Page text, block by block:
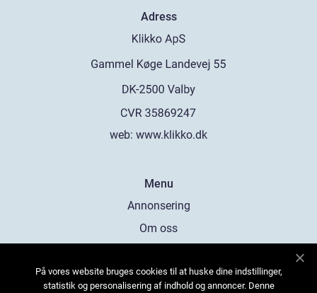
Adress
web: www.klikko.dk
Menu
Annonsering
Om oss
Kontakta oss
På vores website bruges cookies til at huske dine indstillinger,
statistik og personalisering af indhold og annoncer. Denne